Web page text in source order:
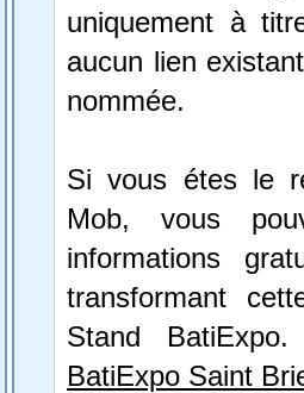
uniquement à
aucun lien
nommée.
Si vous étes le
Mob, vous
informations
transformant
Stand BatiExpo.
BatiExpo Saint